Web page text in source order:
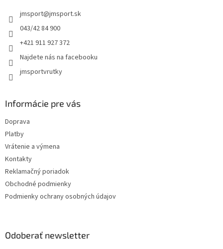
jmsport@jmsport.sk
043/42 84 900
+421 911 927 372
Najdete nás na facebooku
jmsportvrutky
Informácie pre vás
Doprava
Platby
Vrátenie a výmena
Kontakty
Reklamačný poriadok
Obchodné podmienky
Podmienky ochrany osobných údajov
Odoberať newsletter